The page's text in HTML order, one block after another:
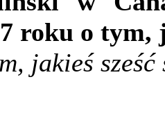
roku o
jakieś sześć